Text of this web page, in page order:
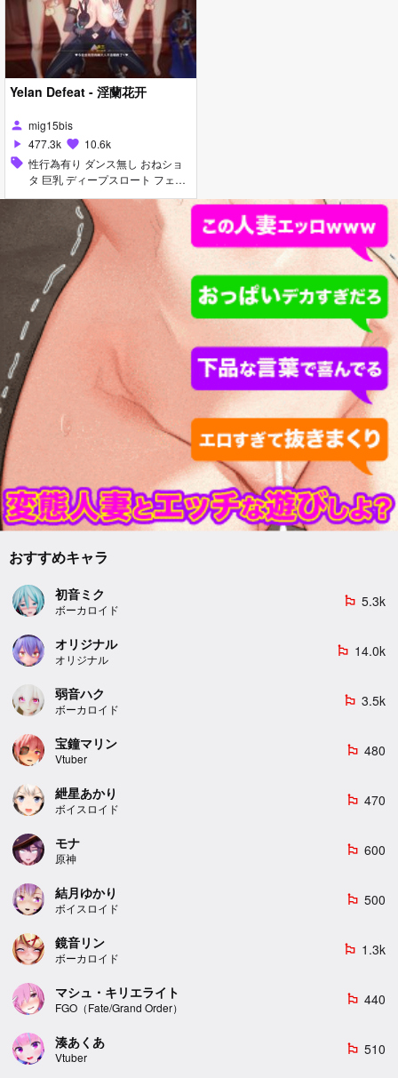
Yelan Defeat - 淫蘭花开
person mig15bis
play_arrow 477.3k favorite 10.6k
sell 性行為有り ダンス無し おねショ
タ 巨乳 ディープスロート フェラ
乱交
おすすめキャラ
初音ミク
ボーカロイド
emoji_flags 5.3k
オリジナル
オリジナル
emoji_flags 14.0k
弱音ハク
ボーカロイド
emoji_flags 3.5k
宝鐘マリン
Vtuber
emoji_flags 480
紲星あかり
ボイスロイド
emoji_flags 470
モナ
原神
emoji_flags 600
結月ゆかり
ボイスロイド
emoji_flags 500
鏡音リン
ボーカロイド
emoji_flags 1.3k
マシュ・キリエライト
FGO（Fate/Grand Order）
emoji_flags 440
湊あくあ
Vtuber
emoji_flags 510